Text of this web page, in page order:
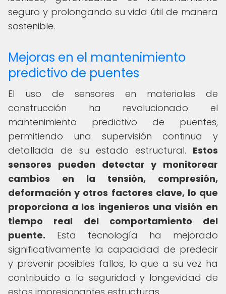
seguro y prolongando su vida útil de manera
sostenible.
Mejoras en el mantenimiento
predictivo de puentes
El uso de sensores en materiales de
construcción ha revolucionado el
mantenimiento predictivo de puentes,
permitiendo una supervisión continua y
detallada de su estado estructural. Estos
sensores pueden detectar y monitorear
cambios en la tensión, compresión,
deformación y otros factores clave, lo que
proporciona a los ingenieros una visión en
tiempo real del comportamiento del
puente. Esta tecnología ha mejorado
significativamente la capacidad de predecir
y prevenir posibles fallos, lo que a su vez ha
contribuido a la seguridad y longevidad de